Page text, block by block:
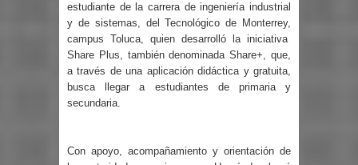
estudiante de la carrera de ingeniería industrial
y de sistemas, del Tecnológico de Monterrey,
campus Toluca, quien desarrolló la iniciativa
Share Plus, también denominada Share+, que,
a través de una aplicación didáctica y gratuita,
busca llegar a estudiantes de primaria y
secundaria.
Con apoyo, acompañamiento y orientación de